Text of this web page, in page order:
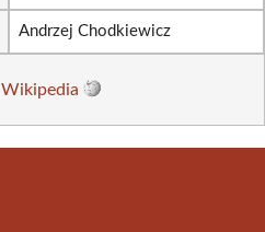
Andrzej Chodkiewicz
Wikipedia